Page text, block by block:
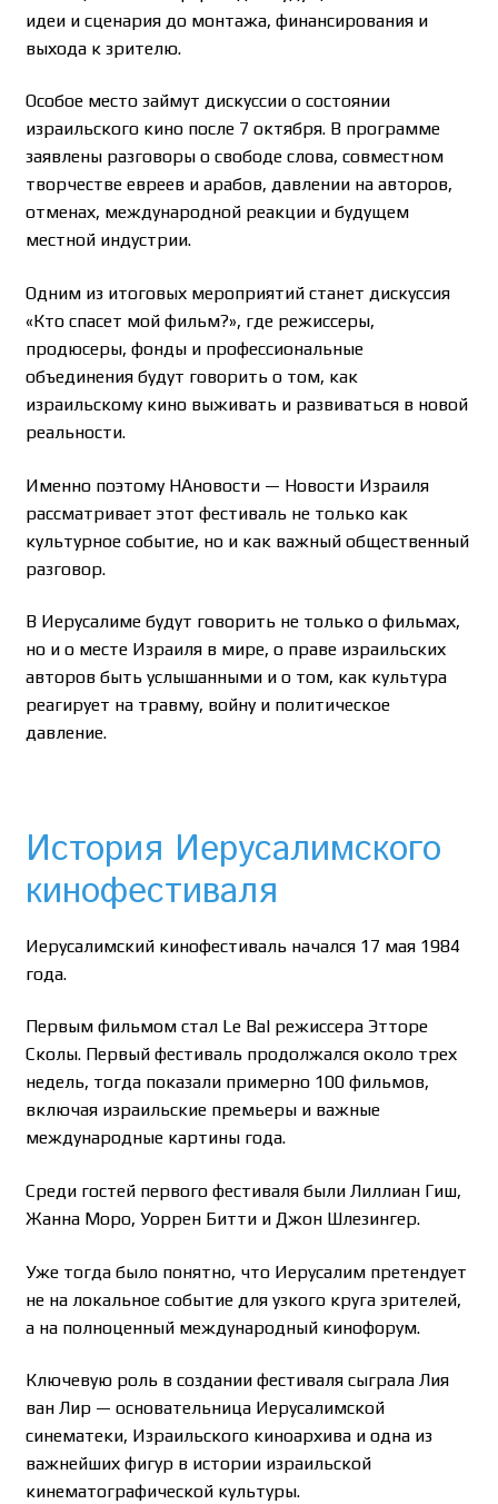
идеи и сценария до монтажа, финансирования и
выхода к зрителю.
Особое место займут дискуссии о состоянии
израильского кино после 7 октября. В программе
заявлены разговоры о свободе слова, совместном
творчестве евреев и арабов, давлении на авторов,
отменах, международной реакции и будущем
местной индустрии.
Одним из итоговых мероприятий станет дискуссия
«Кто спасет мой фильм?», где режиссеры,
продюсеры, фонды и профессиональные
объединения будут говорить о том, как
израильскому кино выживать и развиваться в новой
реальности.
Именно поэтому НАновости — Новости Израиля
рассматривает этот фестиваль не только как
культурное событие, но и как важный общественный
разговор.
В Иерусалиме будут говорить не только о фильмах,
но и о месте Израиля в мире, о праве израильских
авторов быть услышанными и о том, как культура
реагирует на травму, войну и политическое
давление.
История Иерусалимского
кинофестиваля
Иерусалимский кинофестиваль начался 17 мая 1984
года.
Первым фильмом стал Le Bal режиссера Этторе
Сколы. Первый фестиваль продолжался около трех
недель, тогда показали примерно 100 фильмов,
включая израильские премьеры и важные
международные картины года.
Среди гостей первого фестиваля были Лиллиан Гиш,
Жанна Моро, Уоррен Битти и Джон Шлезингер.
Уже тогда было понятно, что Иерусалим претендует
не на локальное событие для узкого круга зрителей,
а на полноценный международный кинофорум.
Ключевую роль в создании фестиваля сыграла Лия
ван Лир — основательница Иерусалимской
синематеки, Израильского киноархива и одна из
важнейших фигур в истории израильской
кинематографической культуры.